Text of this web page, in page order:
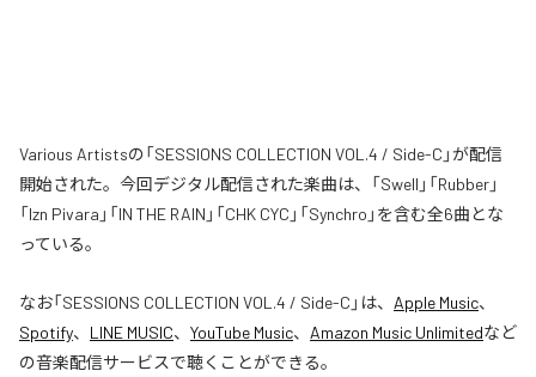
Various Artistsの「SESSIONS COLLECTION VOL.4 / Side-C」が配信
開始された。今回デジタル配信された楽曲は、「Swell」「Rubber」
「Izn Pivara」「IN THE RAIN」「CHK CYC」「Synchro」を含む全6曲とな
っている。
なお「SESSIONS COLLECTION VOL.4 / Side-C 」は、 Apple Music、
Spotify、 LINE MUSIC、 YouTube Music、 Amazon Music Unlimitedなど
の音楽配信サービスで聴くことができる。